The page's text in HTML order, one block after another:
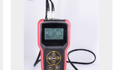
đồng hồ đo độ dày tiêu
Thiết kế cầm tay và cơ
giúp thực hiện các phép